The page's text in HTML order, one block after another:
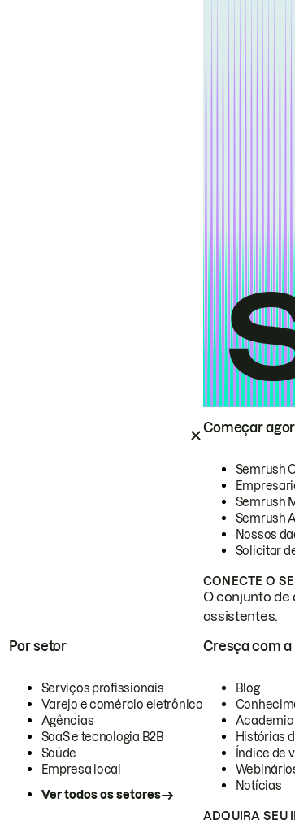
Começar
Semrush
Semrush
Semrush
Nossos
Solicitar
CONECTE O
O conjunto de
assistentes.
Por setor
Serviços profissionais
Varejo e comércio eletrônico
Agências
SaaS e tecnologia B2B
Saúde
Empresa local
Ver todos os setores
Cresça com a
Blog
Academia
Histórias
Índice de
Notícias
ADQUIRA SEU